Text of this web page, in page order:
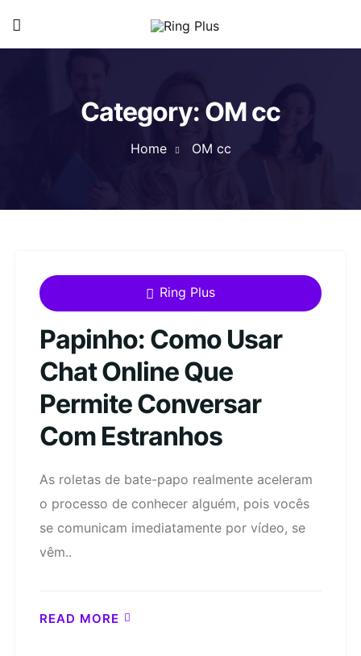
Category: OM cc
Home OM cc
Papinho: Como Usar
Chat Online Que
Permite Conversar
Com Estranhos
Ring Plus
As roletas de bate-papo realmente aceleram
o processo de conhecer alguém, pois vocês
se comunicam imediatamente por vídeo, se
vêm..
READ MORE